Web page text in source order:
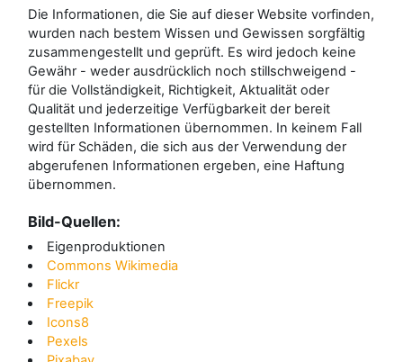
Die Informationen, die Sie auf dieser Website vorfinden,
wurden nach bestem Wissen und Gewissen sorgfältig
zusammengestellt und geprüft. Es wird jedoch keine
Gewähr - weder ausdrücklich noch stillschweigend -
für die Vollständigkeit, Richtigkeit, Aktualität oder
Qualität und jederzeitige Verfügbarkeit der bereit
gestellten Informationen übernommen. In keinem Fall
wird für Schäden, die sich aus der Verwendung der
abgerufenen Informationen ergeben, eine Haftung
übernommen.
Bild-Quellen:
Eigenproduktionen
Commons Wikimedia
Flickr
Freepik
Icons8
Pexels